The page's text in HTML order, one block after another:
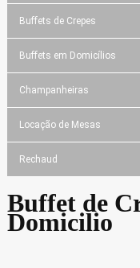
Buffets de Crepes
Buffets em Domicílios
Champanheiras
Locação de Mesas
Rechaud
Buffet de
Domicilio